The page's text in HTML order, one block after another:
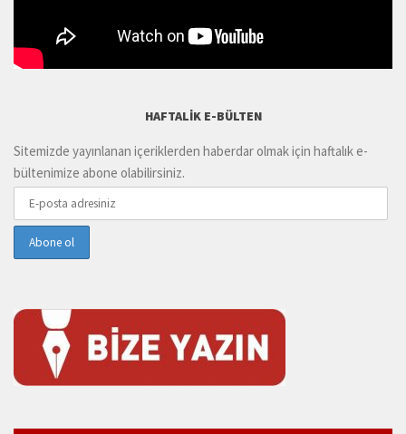
HAFTALIK E-BÜLTEN
Sitemizde yayınlanan içeriklerden haberdar olmak için haftalık e-
bültenimize abone olabilirsiniz.